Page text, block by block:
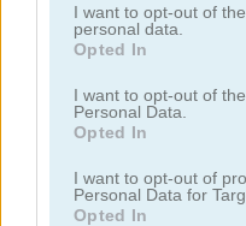
services and may gather
not limited to your visit or
grant or deny consent to
use your data for below
consent section.
I want to opt-out of
personal data.
Opted In
I want to opt-out of
Personal Data.
Opted In
I want to opt-out of
Personal Data for
Opted In
Smarty Bubbles 2